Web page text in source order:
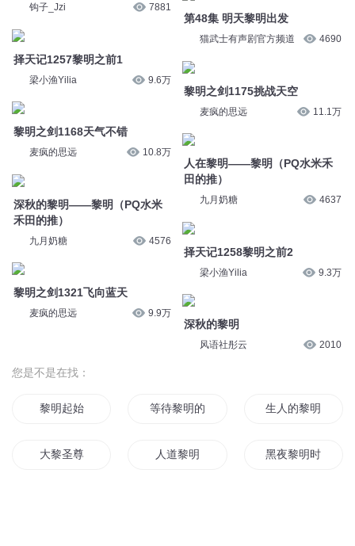
钩子_Jzi 7881
择天记1257黎明之前1
梁小渔Yilia 9.6万
黎明之剑1168天气不错
麦疯的思远 10.8万
深秋的黎明——黎明（PQ水米
禾田的推）
九月奶糖 4576
黎明之剑1321飞向蓝天
麦疯的思远 9.9万
第48集 明天黎明出发
猫武士有声剧官方频道 4690
黎明之剑1175挑战天空
麦疯的思远 11.1万
人在黎明——黎明（PQ水米禾
田的推）
九月奶糖 4637
择天记1258黎明之前2
梁小渔Yilia 9.3万
深秋的黎明
风语社彤云 2010
您是不是在找：
黎明起始 等待黎明的阳光 生人的黎明
大黎圣尊 人道黎明 黑夜黎明时